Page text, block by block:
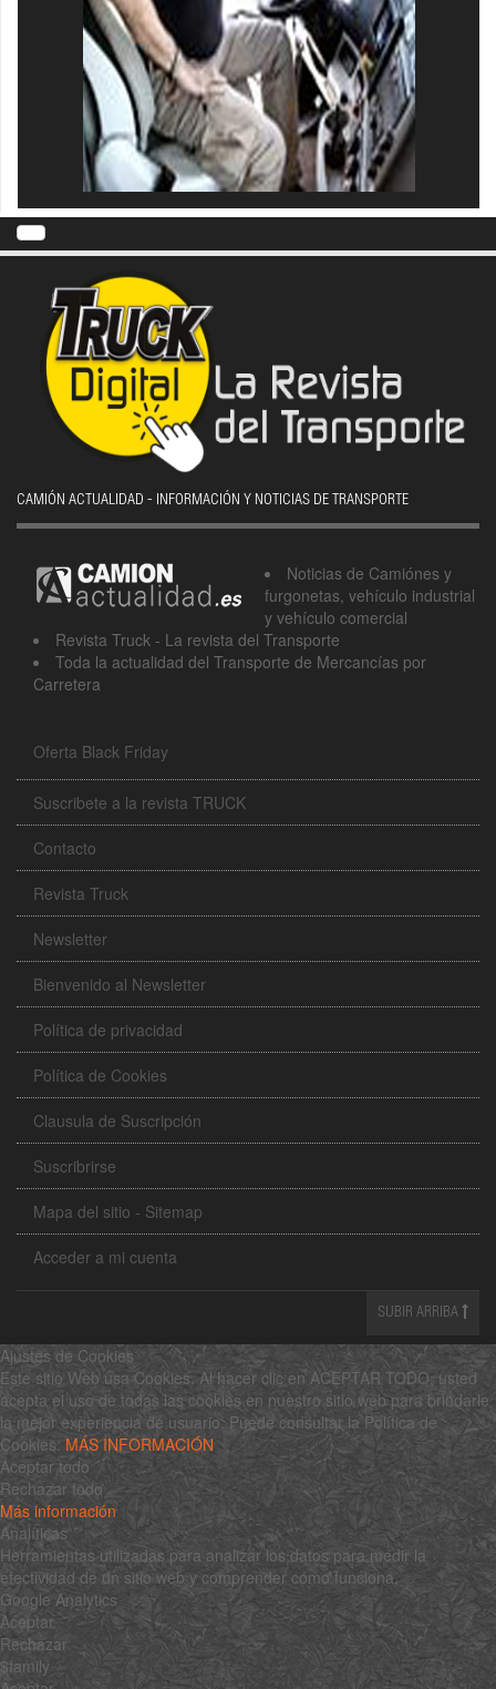
CAMIÓN ACTUALIDAD - INFORMACIÓN Y NOTICIAS DE TRANSPORTE
Noticias de Camiónes y
furgonetas, vehículo industrial
y vehículo comercial
Revista Truck - La revista del Transporte
Toda la actualidad del Transporte de Mercancías por
Carretera
Oferta Black Friday
Suscribete a la revista TRUCK
Contacto
Revista Truck
Newsletter
Bienvenido al Newsletter
Política de privacidad
Política de Cookies
Clausula de Suscripción
Suscribrirse
Mapa del sitio - Sitemap
Acceder a mi cuenta
SUBIR ARRIBA
Ajustes de Cookies
Este sitio Web usa Cookies. Al hacer clic en ACEPTAR TODO, usted
acepta el uso de todas las cookies en nuestro sitio web para brindarle
la mejor experiencia de usuario. Puede consultar la Política de
Cookies: MÁS INFORMACIÓN
Aceptar todo
Rechazar todo
Más información
Analíticas
Herramientas utilizadas para analizar los datos para medir la
efectividad de un sitio web y comprender cómo funciona.
Google Analytics
Aceptar
Rechazar
$family